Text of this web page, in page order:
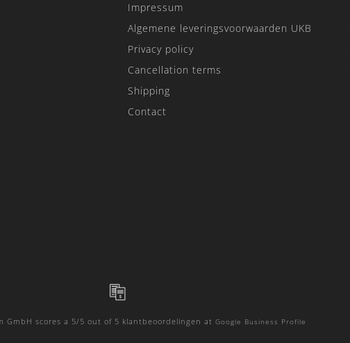
Impressum
Algemene leveringsvoorwaarden UKB
Privacy policy
Cancellation terms
Shipping
Contact
GmbH scores a 5/5 out of 5 klantbeoordelingen at Google Business Profile